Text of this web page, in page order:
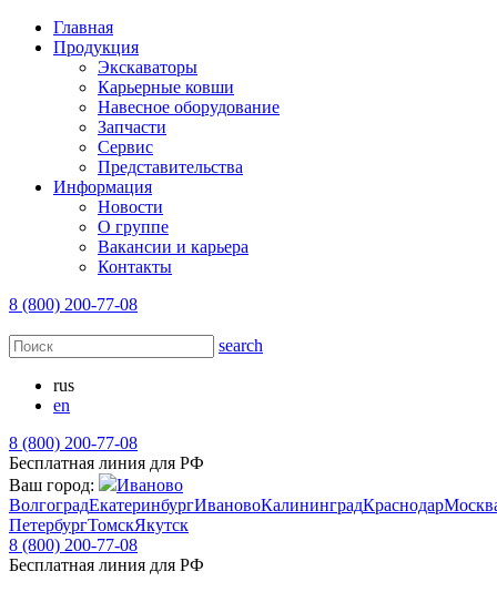
Главная
Продукция
Экскаваторы
Карьерные ковши
Навесное оборудование
Запчасти
Сервис
Представительства
Информация
Новости
О группе
Вакансии и карьера
Контакты
8 (800) 200-77-08
search
rus
en
8 (800) 200-77-08
Бесплатная линия для РФ
Ваш город:
Иваново
ВолгоградЕкатеринбургИвановоКалининградКраснодар
ПетербургТомскЯкутск
8 (800) 200-77-08
Бесплатная линия для РФ